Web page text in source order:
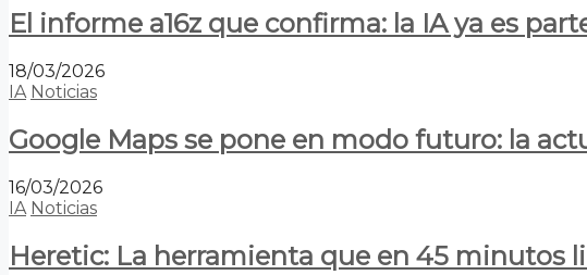
El informe a16z que confirma: la IA ya es
18/03/2026
IA Noticias
Google Maps se pone en modo futuro: la
16/03/2026
IA Noticias
Heretic: La herramienta que en 45 minutos